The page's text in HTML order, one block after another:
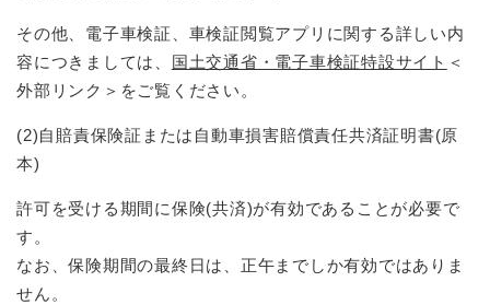
その他、電子車検証、車検証閲覧アプリに関する詳しい内
容につきましては、 国土交通省・電子車検証特設サイト ＜
外部リンク＞ をご覧ください。
(2)自賠責保険証または自動車損害賠償責任共済証明書(原
本)
許可を受ける期間に保険(共済)が有効であることが必要で
す。
なお、保険期間の最終日は、正午までしか有効ではありま
せん。